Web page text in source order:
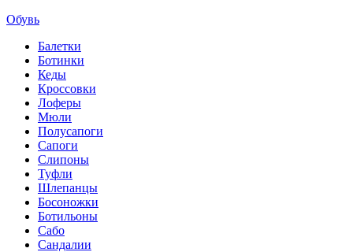
Обувь
Балетки
Ботинки
Кеды
Кроссовки
Лоферы
Мюли
Полусапоги
Сапоги
Слипоны
Туфли
Шлепанцы
Босоножки
Ботильоны
Сабо
Сандалии